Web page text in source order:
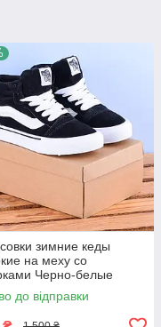
зимние кеды
на меху со
Черно-белые
унисекс теплые
до відправки